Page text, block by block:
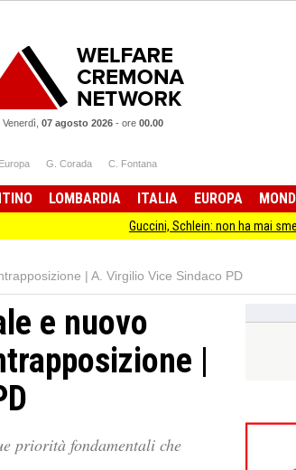
Venerdì, 07 agosto 2026 - ore 00.00
G. Corada C. Fontana
LOMBARDIA ITALIA EUROPA
Guccini, Schlein: non ha mai smesso di
| A. Virgilio Vice Sindaco PD
e nuovo
|
priorità fondamentali che